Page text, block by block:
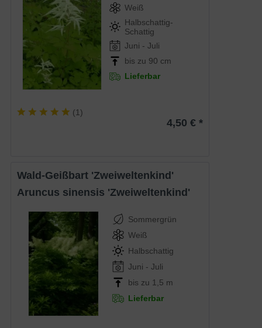
Weiß
Halbschattig-
Schattig
Juni - Juli
bis zu 90 cm
Lieferbar
(1)
4,50 € *
Wald-Geißbart 'Zweiweltenkind'
Aruncus sinensis 'Zweiweltenkind'
Sommergrün
Weiß
Halbschattig
Juni - Juli
bis zu 1,5 m
Lieferbar